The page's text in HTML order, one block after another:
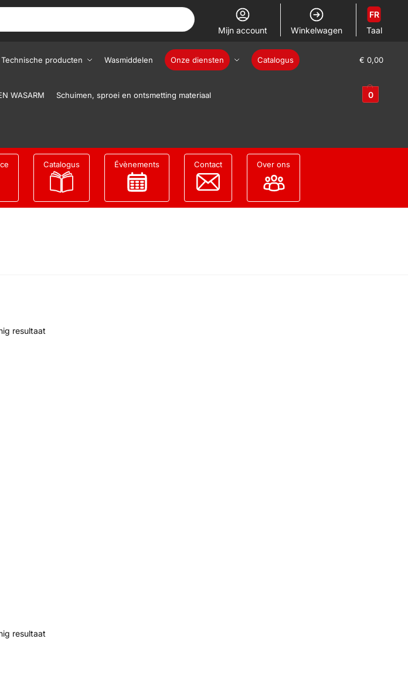
Mijn account Winkelwagen Taal
FR
Technische producten Wasmiddelen Onze diensten Catalogus
WASARM Schuimen, sproei en ontsmetting materiaal
€ 0,00
0
Catalogus Évènements Contact Over ons
resultaat
resultaat